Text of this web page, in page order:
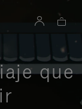
que